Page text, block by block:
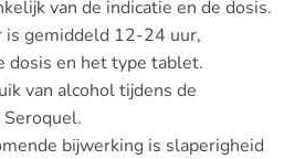
van de indicatie en de dosis.
is gemiddeld 12-24 uur,
dosis en het type tablet.
van alcohol tijdens de
bijwerking is slaperigheid